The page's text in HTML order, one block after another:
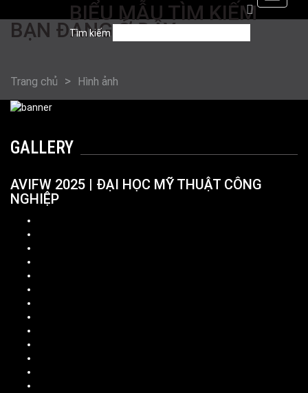
BIỂU MẪU TÌM KIẾM
Tìm kiếm
BẠN ĐANG Ở ĐÂY
Trang chủ Hình ảnh
GALLERY
AVIFW 2025 | ĐẠI HỌC MỸ THUẬT CÔNG
NGHIỆP